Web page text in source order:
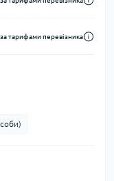
за тарифами перевізника